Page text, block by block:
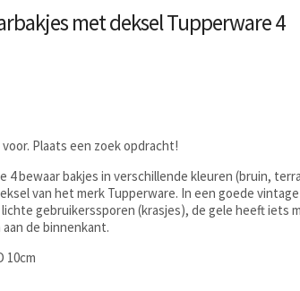
met deksel Tupperware 4
Plaats een zoek opdracht!
4 bewaar bakjes in verschillende kleuren (bruin,
van het merk Tupperware. In een goede vintage
gebruikerssporen (krasjes), de gele heeft iets
de binnenkant.
10cm